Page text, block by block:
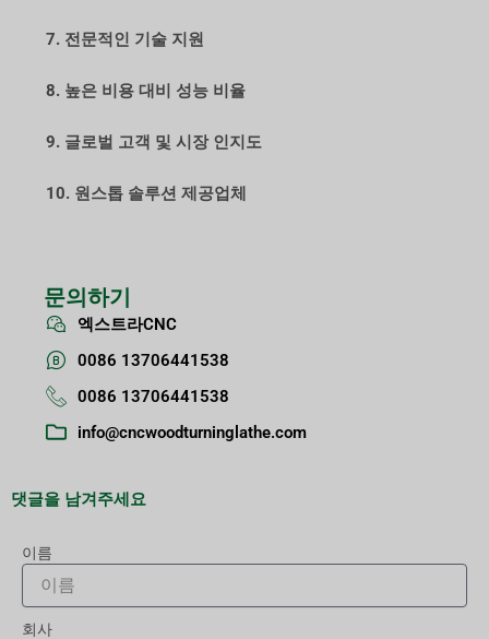
7. 전문적인 기술 지원
8. 높은 비용 대비 성능 비율
9. 글로벌 고객 및 시장 인지도
10. 원스톱 솔루션 제공업체
문의하기
엑스트라CNC
0086 13706441538
0086 13706441538
info@cncwoodturninglathe.com
댓글을 남겨주세요
이름
회사